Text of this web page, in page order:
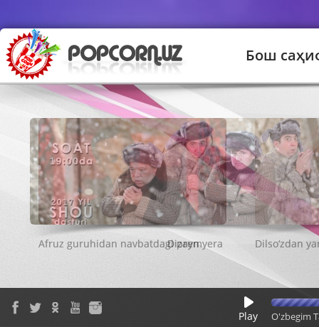
Бош
Dizayn
Play O'zbegim